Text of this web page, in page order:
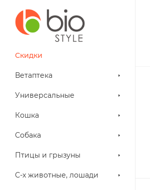
Скидки
Ветаптека
Универсальные
Кошка
Собака
Птицы и грызуны
С-х животные, лошади